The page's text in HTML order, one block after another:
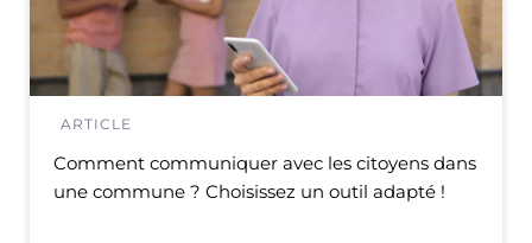
ARTICLE
Comment communiquer avec les citoyens dans
une commune ? Choisissez un outil adapté !